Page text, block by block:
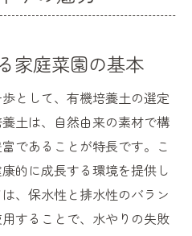
別おすすめポイント
の有機培養土とは
の特徴と利点
における地域の気候の影
土の違いと選び方
な有機培養土を選ぶコツ
がもたらす健康な野菜の
家庭菜園の基本
として、有機培養土の選定
土は、自然由来の素材で構
であることが特長です。こ
的に成長する環境を提供し
、保水性と排水性のバラン
することで、水やりの失敗